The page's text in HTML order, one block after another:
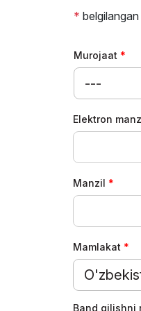
*
Murojaat
---
Elektron
Manzil
Mamlakat
Band qilishni